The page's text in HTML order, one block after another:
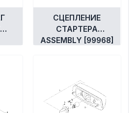
СЦЕПЛЕНИЕ
СТАРТЕРА
ASSEMBLY [99968]